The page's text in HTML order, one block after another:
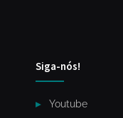
Siga-nós!
Youtube